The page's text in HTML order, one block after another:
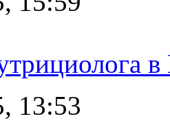
13:53